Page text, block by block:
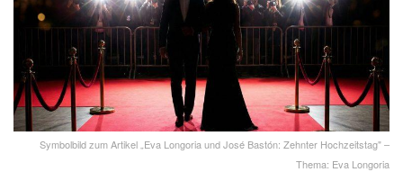
Symbolbild zum Artikel „Eva Longoria und José Bastón: Zehnter Hochzeitstag" –
Thema: Eva Longoria